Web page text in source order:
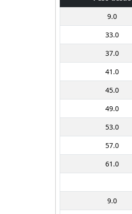
9.0
33.0
37.0
41.0
45.0
49.0
53.0
57.0
61.0
9.0